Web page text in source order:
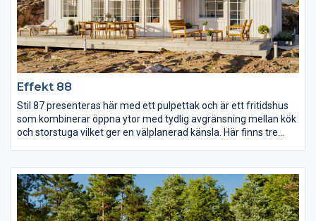
Effekt 88
Stil 87 presenteras här med ett pulpettak och är ett fritidshus
som kombinerar öppna ytor med tydlig avgränsning mellan kök
och storstuga vilket ger en välplanerad känsla. Här finns tre
med ett WC som rymmer allt som behövs.